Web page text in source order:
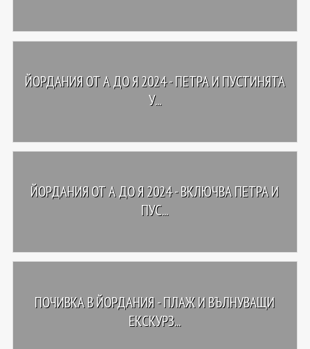
ЙОРДАНИЯ ОТ А ДО Я 2024 - ПЕТРА И ПУСТИНЯТА
У...
ЙОРДАНИЯ ОТ А ДО Я 2024 - ВКЛЮЧВА ПЕТРА И
ПУС...
ПОЧИВКА В ЙОРДАНИЯ - ПЛАЖ И ВЪЛНУВАЩИ
ЕКСКУРЗ...